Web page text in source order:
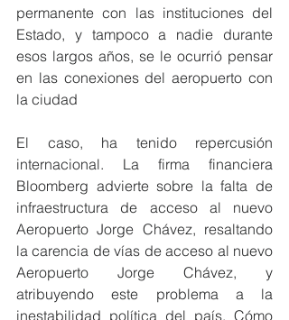
permanente con las instituciones del
Estado, y tampoco a nadie durante
esos largos años, se le ocurrió pensar
en las conexiones del aeropuerto con
la ciudad
El caso, ha tenido repercusión
internacional. La firma financiera
Bloomberg advierte sobre la falta de
infraestructura de acceso al nuevo
Aeropuerto Jorge Chávez, resaltando
la carencia de vías de acceso al nuevo
Aeropuerto Jorge Chávez, y
atribuyendo este problema a la
inestabilidad política del país. Cómo